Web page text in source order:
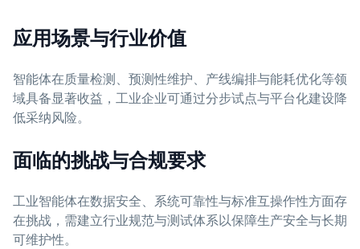
应用场景与行业价值
智能体在质量检测、预测性维护、产线编排与能耗优化等领
域具备显著收益，工业企业可通过分步试点与平台化建设降
低采纳风险。
面临的挑战与合规要求
工业智能体在数据安全、系统可靠性与标准互操作性方面存
在挑战，需建立行业规范与测试体系以保障生产安全与长期
可维护性。